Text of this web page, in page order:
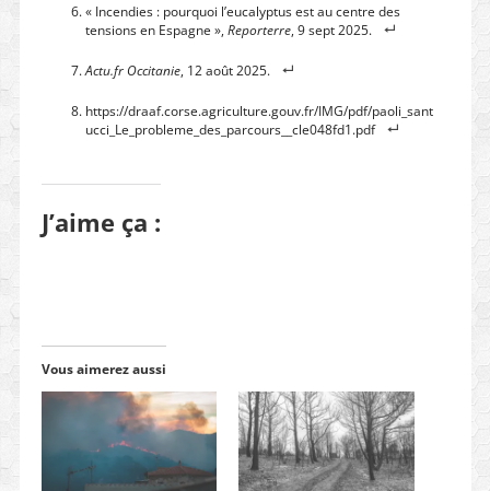
« Incendies : pourquoi l’eucalyptus est au centre des
tensions en Espagne », Reporterre, 9 sept 2025.
Actu.fr Occitanie, 12 août 2025.
https://draaf.corse.agriculture.gouv.fr/IMG/pdf/paoli_sant
ucci_Le_probleme_des_parcours__cle048fd1.pdf
J’aime ça :
Vous aimerez aussi